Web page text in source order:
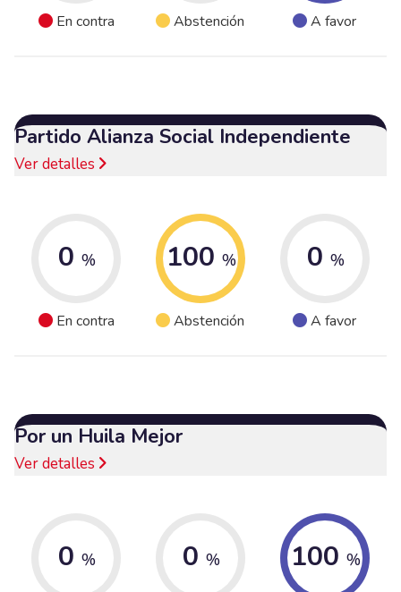
En contra Abstención A favor
Partido Alianza Social Independiente
Ver detalles
0 %
En contra
100 %
Abstención
0 %
A favor
Por un Huila Mejor
Ver detalles
0 % 0 % 100 %